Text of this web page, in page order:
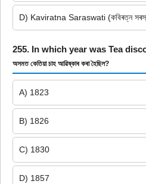
D) Kaviratna Saraswati (কবিৰত্ন
255. In which year was Tea
অসমত কেতিয়া চাহ আৱিষ্কাৰ কৰা হৈছিল?
A) 1823
B) 1826
C) 1830
D) 1857